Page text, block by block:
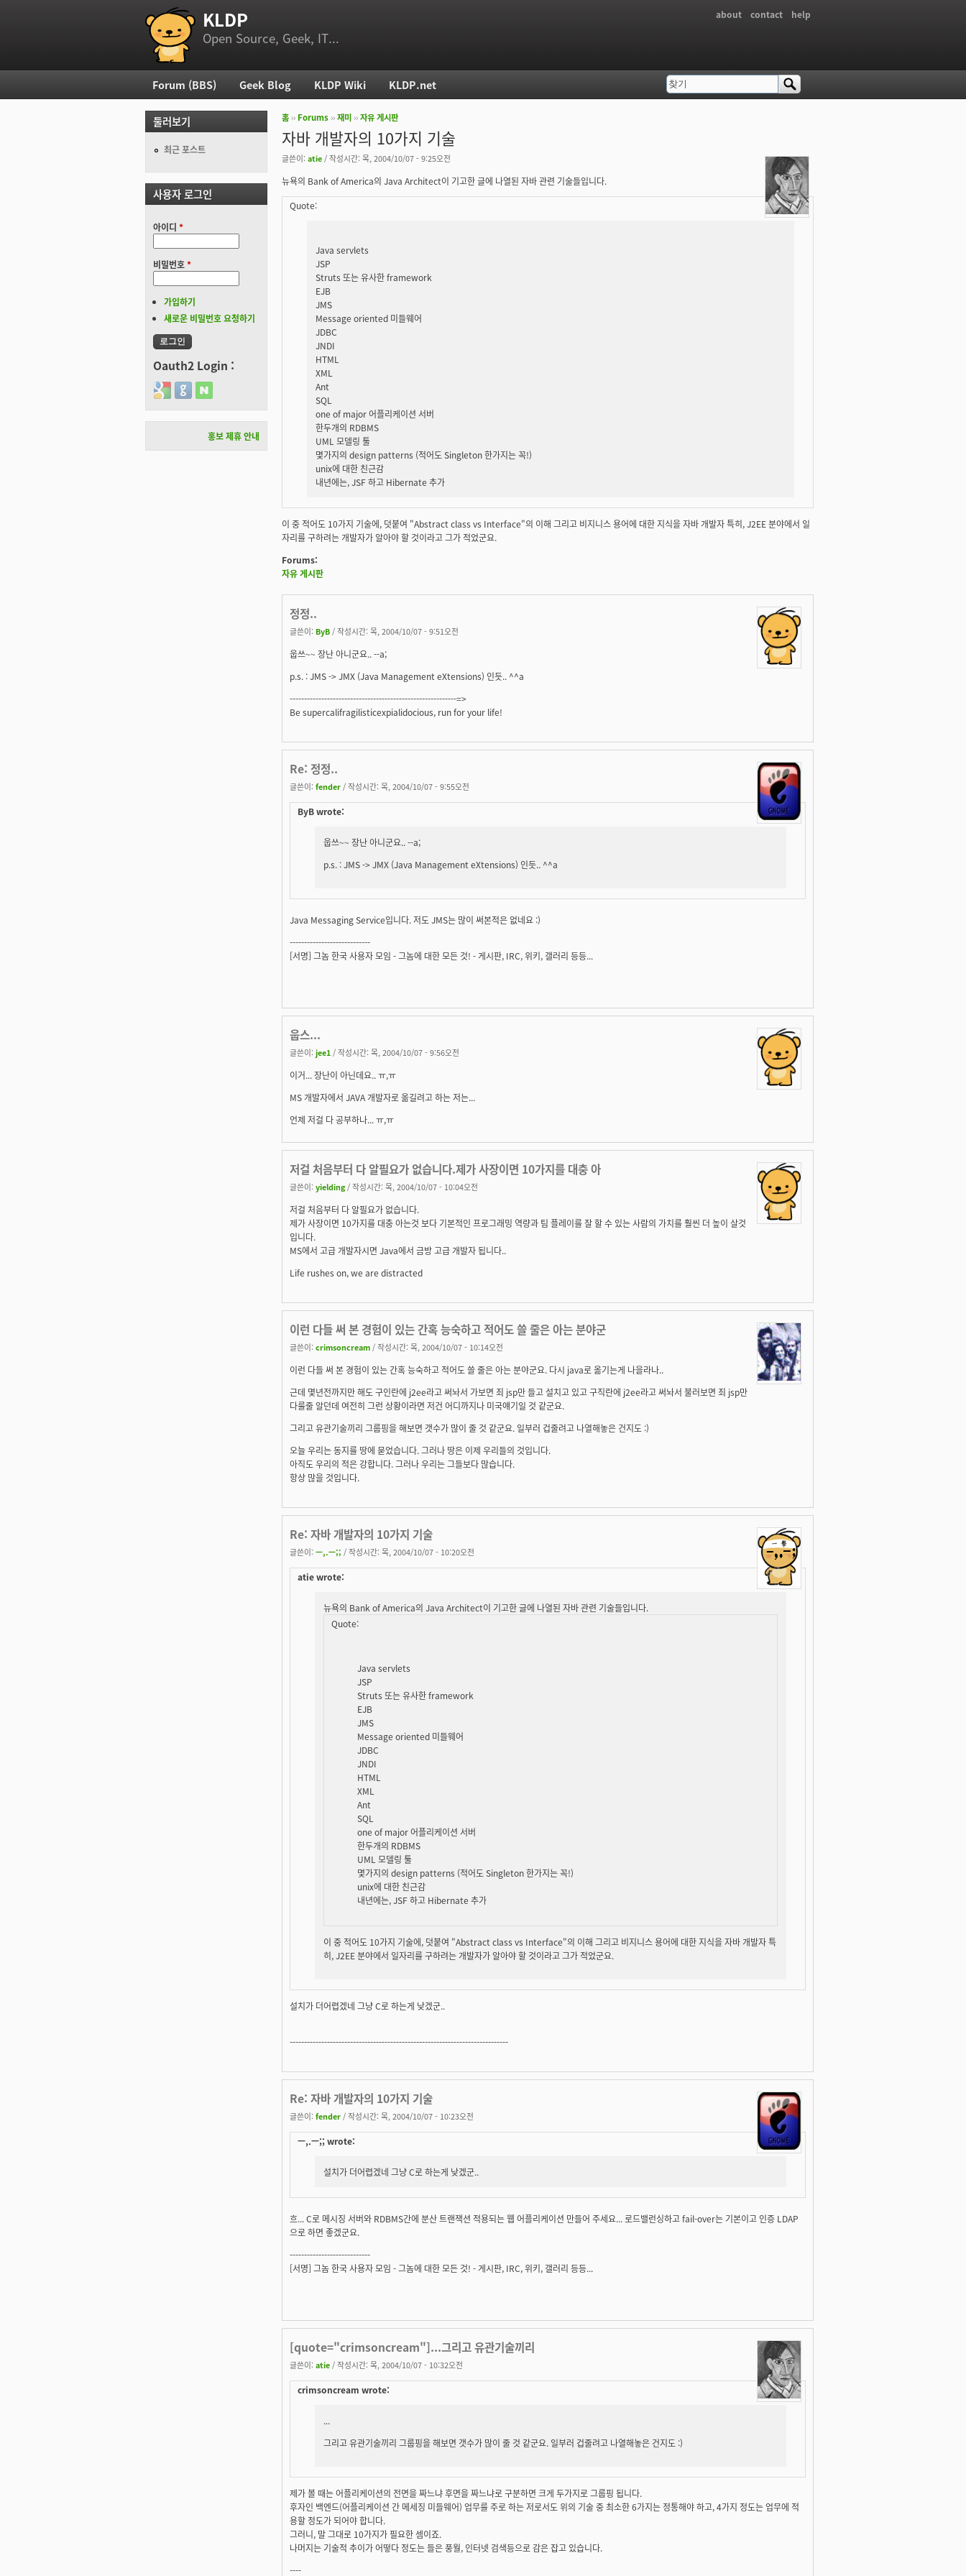
부 메뉴
about contact help
KLDP
Open Source, Geek, IT...
현재 위치
홈 ›› Forums ››재미 ››자유 게시판
자바 개발자의 10가지 기술
글쓴이: atie / 작성시간: 목, 2004/10/07 - 9:25오전
뉴욕의 Bank of America의 Java Architect이 기고한 글에 나열된 자바 관련 기술들입니다.
Quote:
Java servlets
JSP
Struts 또는 유사한 framework
EJB
JMS
Message oriented 미들웨어
JDBC
JNDI
HTML
XML
Ant
SQL
one of major 어플리케이션 서버
한두개의 RDBMS
UML 모델링 툴
몇가지의 design patterns (적어도 Singleton 한가지는 꼭!)
unix에 대한 친근감
내년에는, JSF 하고 Hibernate 추가
이 중 적어도 10가지 기술에, 덧붙여 "Abstract class vs Interface"의 이해 그리고 비지니스 용어에 대한 지식을 자바 개발자 특히, J2EE 분야에서 일
자리를 구하려는 개발자가 알아야 할 것이라고 그가 적었군요.
Forums:
자유 게시판
정정..
글쓴이: ByB / 작성시간: 목, 2004/10/07 - 9:51오전
웁쓰~~ 장난 아니군요.. --a;
p.s. : JMS -> JMX (Java Management eXtensions) 인듯.. ^^a
----------------------------------------------------------=>
Be supercalifragilisticexpialidocious, run for your life!
Re: 정정..
글쓴이: fender / 작성시간: 목, 2004/10/07 - 9:55오전
ByB wrote:
웁쓰~~ 장난 아니군요.. --a;
p.s. : JMS -> JMX (Java Management eXtensions) 인듯.. ^^a
Java Messaging Service입니다. 저도 JMS는 많이 써본적은 없네요 :)
----------------------------
[서명] 그놈 한국 사용자 모임 - 그놈에 대한 모든 것! - 게시판, IRC, 위키, 갤러리 등등...
웁스...
글쓴이: jee1 / 작성시간: 목, 2004/10/07 - 9:56오전
이거... 장난이 아닌데요.. ㅠ,ㅠ
MS 개발자에서 JAVA 개발자로 옮길려고 하는 저는...
언제 저걸 다 공부하나... ㅠ,ㅠ
저걸 처음부터 다 알필요가 없습니다.제가 사장이면 10가지를 대충 아
글쓴이: yielding/ 작성시간: 목, 2004/10/07 - 10:04오전
저걸 처음부터 다 알필요가 없습니다.
제가 사장이면 10가지를 대충 아는것 보다 기본적인 프로그래밍 역량과 팀 플레이를 잘 할 수 있는 사람의 가치를 훨씬 더 높이 살것
입니다.
MS에서 고급 개발자시면 Java에서 금방 고급 개발자 됩니다..
Life rushes on, we are distracted
이런 다들 써 본 경험이 있는 간혹 능숙하고 적어도 쓸 줄은 아는 분야군
글쓴이: crimsoncream / 작성시간: 목, 2004/10/07 - 10:14오전
이런 다들 써 본 경험이 있는 간혹 능숙하고 적어도 쓸 줄은 아는 분야군요. 다시 java로 옮기는게 나을라나..
근데 몇년전까지만 해도 구인란에 j2ee라고 써놔서 가보면 죄 jsp만 들고 설치고 있고 구직란에 j2ee라고 써놔서 불러보면 죄 jsp만
다룰줄 알던데 여전히 그런 상황이라면 저건 어디까지나 미국얘기일 것 같군요.
그리고 유관기술끼리 그룹핑을 해보면 갯수가 많이 줄 것 같군요. 일부러 겁줄려고 나열해놓은 건지도 :)
오늘 우리는 동지를 땅에 묻었습니다. 그러나 땅은 이제 우리들의 것입니다.
아직도 우리의 적은 강합니다. 그러나 우리는 그들보다 많습니다.
항상 많을 것입니다.
Re: 자바 개발자의 10가지 기술
글쓴이: ㅡ,.ㅡ;; / 작성시간: 목, 2004/10/07 - 10:20오전
atie wrote:
뉴욕의 Bank of America의 Java Architect이 기고한 글에 나열된 자바 관련 기술들입니다.
Quote:
Java servlets
JSP
Struts 또는 유사한 framework
EJB
JMS
Message oriented 미들웨어
JDBC
JNDI
HTML
XML
Ant
SQL
one of major 어플리케이션 서버
한두개의 RDBMS
UML 모델링 툴
몇가지의 design patterns (적어도 Singleton 한가지는 꼭!)
unix에 대한 친근감
내년에는, JSF 하고 Hibernate 추가
이 중 적어도 10가지 기술에, 덧붙여 "Abstract class vs Interface"의 이해 그리고 비지니스 용어에 대한 지식을 자바 개발자 특
히, J2EE 분야에서 일자리를 구하려는 개발자가 알아야 할 것이라고 그가 적었군요.
설치가 더어렵겠네 그냥 C로 하는게 낮겠군..
----------------------------------------------------------------------------
Re: 자바 개발자의 10가지 기술
글쓴이: fender / 작성시간: 목, 2004/10/07 - 10:23오전
ㅡ,.ㅡ;; wrote:
설치가 더어렵겠네 그냥 C로 하는게 낮겠군..
흐... C로 메시징 서버와 RDBMS간에 분산 트랜잭션 적용되는 웹 어플리케이션 만들어 주세요... 로드밸런싱하고 fail-over는 기본이고 인증 LDAP
으로 하면 좋겠군요.
----------------------------
[서명] 그놈 한국 사용자 모임 - 그놈에 대한 모든 것! - 게시판, IRC, 위키, 갤러리 등등...
[quote="crimsoncream"]...그리고 유관기술끼리
글쓴이: atie / 작성시간: 목, 2004/10/07 - 10:32오전
crimsoncream wrote:
...
그리고 유관기술끼리 그룹핑을 해보면 갯수가 많이 줄 것 같군요. 일부러 겁줄려고 나열해놓은 건지도 :)
제가 볼 때는 어플리케이션의 전면을 짜느냐 후면을 짜느냐로 구분하면 크게 두가지로 그룹핑 됩니다.
후자인 백엔드(어플리케이션 간 메세징 미들웨어) 업무를 주로 하는 저로서도 위의 기술 중 최소한 6가지는 정통해야 하고, 4가지 정도는 업무에 적
용할 정도가 되어야 합니다.
그러니, 말 그대로 10가지가 필요한 셈이죠.
나머지는 기술적 추이가 어떻다 정도는 들은 풍월, 인터넷 검색등으로 감은 잡고 있습니다.
----
주 메뉴
Forum (BBS) Geek Blog KLDP Wiki KLDP.net 검색 폼
찾기
둘러보기
최근 포스트
사용자 로그인
아이디 *
비밀번호*
가입하기
새로운 비밀번호 요청하기
Oauth2 Login :
Login with Google
Login with GitHub
Login with Naver
홍보 제휴 안내